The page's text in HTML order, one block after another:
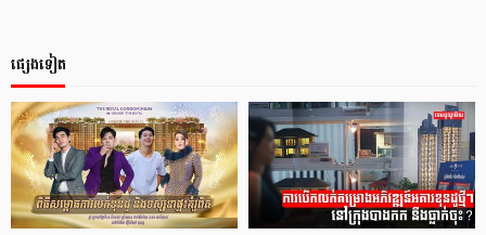
ផ្សេងទៀត